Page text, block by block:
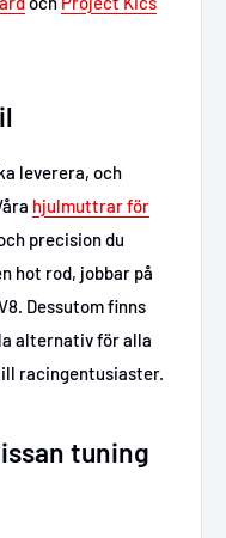
leverera, och
hjulmuttrar för
precision du
hot rod, jobbar på
Dessutom finns
alternativ för alla
racingentusiaster.
tuning